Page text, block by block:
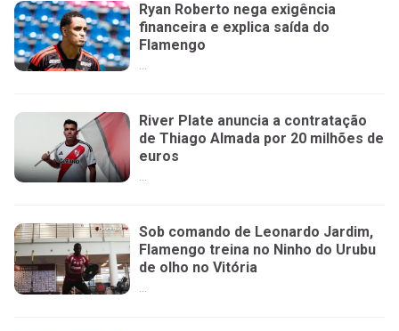
Ryan Roberto nega exigência
financeira e explica saída do
Flamengo
...
River Plate anuncia a contratação
de Thiago Almada por 20 milhões de
euros
...
Sob comando de Leonardo Jardim,
Flamengo treina no Ninho do Urubu
de olho no Vitória
...